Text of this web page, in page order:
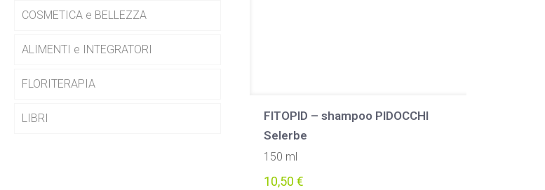
FITOPID – shampoo PIDOCCHI
Selerbe
150 ml
10,50 €
COSMETICA e BELLEZZA
ALIMENTI e INTEGRATORI
FLORITERAPIA
LIBRI